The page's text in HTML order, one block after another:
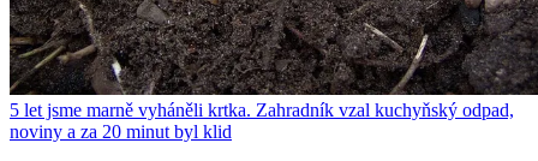
5 let jsme marně vyháněli krtka. Zahradník vzal kuchyňský odpad,
noviny a za 20 minut byl klid